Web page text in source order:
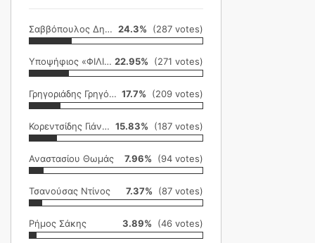
Σαββόπουλος Δημήτρης 24.3% (287 votes)
Υποψήφιος «ΦΙΛΙΚΗ ΕΤΑΙΡΕΙΑ» 22.95% (271 votes)
Γρηγοριάδης Γρηγόρης 17.7% (209 votes)
Κορεντσίδης Γιάννης 15.83% (187 votes)
Αναστασίου Θωμάς 7.96% (94 votes)
Τσανούσας Ντίνος 7.37% (87 votes)
Ρήμος Σάκης 3.89% (46 votes)